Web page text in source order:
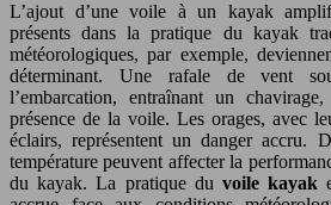
L’ajout d’une voile à un kayak
présents dans la pratique du kayak
météorologiques, par exemple,
déterminant. Une rafale de vent
l’embarcation, entraînant un
présence de la voile. Les orages, avec
éclairs, représentent un danger accru.
température peuvent affecter la
du kayak. La pratique du voile kayak